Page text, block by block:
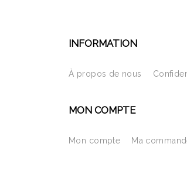
INFORMATION
À propos de nous
MON COMPTE
Mon compte Ma